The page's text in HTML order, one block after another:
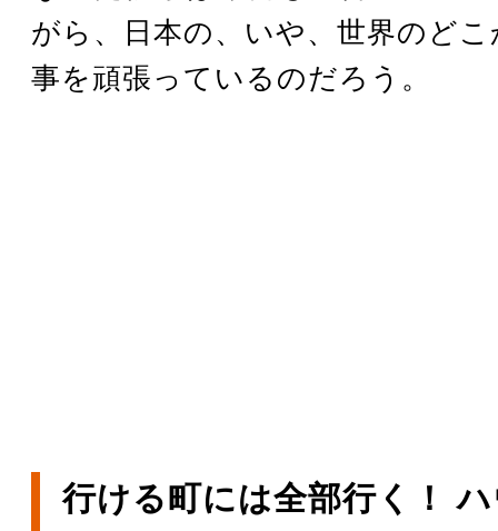
がら、日本の、いや、世界のど
事を頑張っているのだろう。
行ける町には全部行く！